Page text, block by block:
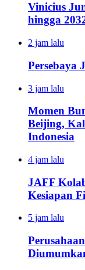
Vinicius
hingga
2 jam lalu
Persebaya
3 jam lalu
Momen
Beijing,
Indonesia
4 jam lalu
JAFF
Kesiapan
5 jam lalu